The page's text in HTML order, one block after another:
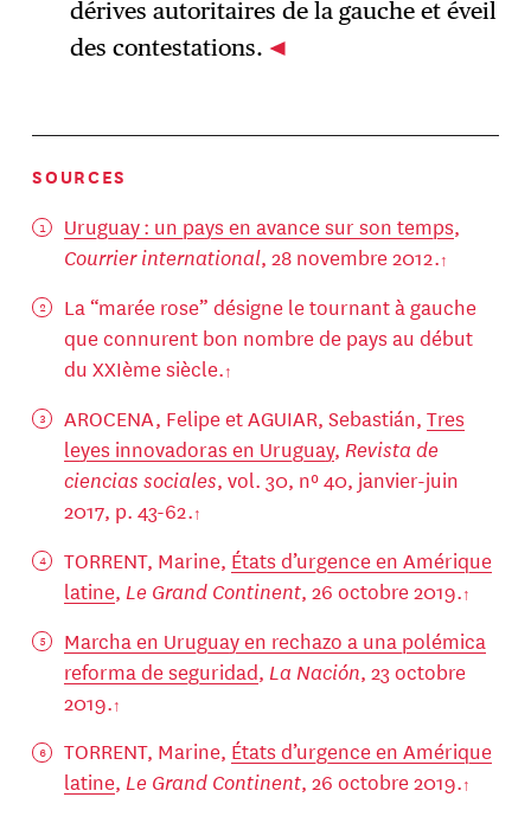
dérives autoritaires de la gauche et éveil
des contestations.
SOURCES
Uruguay : un pays en avance sur son temps,
Courrier international, 28 novembre 2012.
La “marée rose” désigne le tournant à gauche
que connurent bon nombre de pays au début
du XXIème siècle.
AROCENA, Felipe et AGUIAR, Sebastián, Tres
leyes innovadoras en Uruguay, Revista de
ciencias sociales, vol. 30, nº 40, janvier-juin
2017, p. 43-62.
TORRENT, Marine, États d’urgence en Amérique
latine, Le Grand Continent, 26 octobre 2019.
Marcha en Uruguay en rechazo a una polémica
reforma de seguridad, La Nación, 23 octobre
2019.
TORRENT, Marine, États d’urgence en Amérique
latine, Le Grand Continent, 26 octobre 2019.